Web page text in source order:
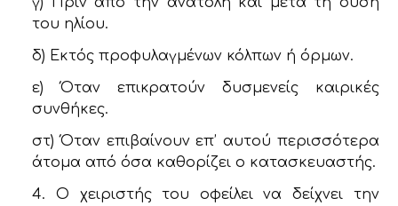
του ηλίου.
δ) Εκτός προφυλαγμένων κόλπων ή όρμων.
ε) Όταν επικρατούν δυσμενείς καιρικές
συνθήκες.
στ) Όταν επιβαίνουν επ’ αυτού περισσότερα
άτομα από όσα καθορίζει ο κατασκευαστής.
4. Ο χειριστής του οφείλει να δείχνει την